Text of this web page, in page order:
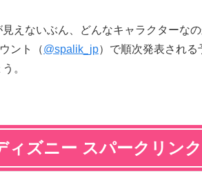
見えないぶん、どんなキャラクターな
ント（@spalik_jp）で順次発表され
。
ィズニー スパークリン